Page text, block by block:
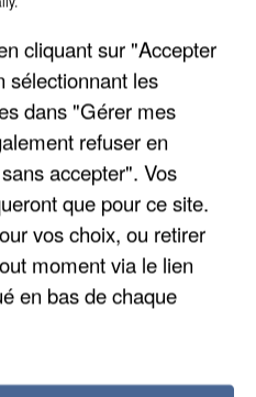
LES REFUGES
cliquant sur "Accepter
sélectionnant les
dans "Gérer mes
refuser en
accepter". Vos
que pour ce site.
vos choix, ou retirer
moment via le lien
en bas de chaque